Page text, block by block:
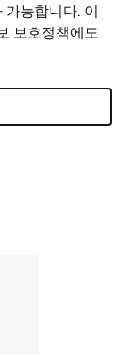
능합니다. 이
보호정책에도